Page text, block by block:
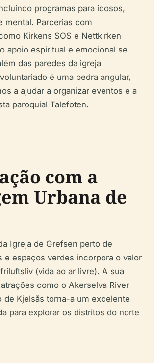
programas para idosos,
mental. Parcerias com
Kirkens SOS e Nettkirken
apoio espiritual e emocional se
das paredes da igreja
é uma pedra angular,
a ajudar a organizar eventos e a
paroquial Talefoten.
com a
Urbana de
Igreja de Grefsen perto de
e espaços verdes incorpora o valor
friluftsliv (vida ao ar livre). A sua
como o Akerselva River
de Kjelsås torna-a um excelente
para explorar os distritos do norte